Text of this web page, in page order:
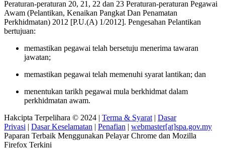
Peraturan-peraturan 20, 21, 22 dan 23 Peraturan-peraturan Pegawai
Awam (Pelantikan, Kenaikan Pangkat Dan Penamatan
Perkhidmatan) 2012 [P.U.(A) 1/2012]. Pengesahan Pelantikan
bertujuan:
memastikan pegawai telah bersetuju menerima tawaran
jawatan;
memastikan pegawai telah memenuhi syarat lantikan; dan
menentukan tarikh pegawai mula berkhidmat dalam
perkhidmatan awam.
Hakcipta Terpelihara © 2024 | Terma & Syarat | Dasar
Privasi | Dasar Keselamatan | Penafian | webmaster[at]spa.gov.my
Paparan Terbaik Menggunakan Pelayar Chrome dan Mozilla
Firefox Terkini